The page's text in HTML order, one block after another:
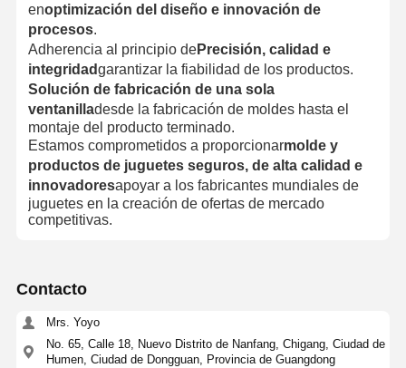
enoptimización del diseño e innovación de
procesos.
Adherencia al principio dePrecisión, calidad e
integridadgarantizar la fiabilidad de los productos.
Solución de fabricación de una sola
ventanilladesde la fabricación de moldes hasta el
montaje del producto terminado.
Estamos comprometidos a proporcionarmolde y
productos de juguetes seguros, de alta calidad e
innovadoresapoyar a los fabricantes mundiales de
juguetes en la creación de ofertas de mercado
competitivas.
Contacto
Mrs. Yoyo
No. 65, Calle 18, Nuevo Distrito de Nanfang, Chigang, Ciudad de
Humen, Ciudad de Dongguan, Provincia de Guangdong